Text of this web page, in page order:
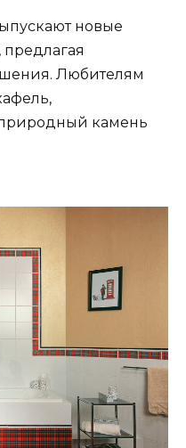
новые
Любителям
камень